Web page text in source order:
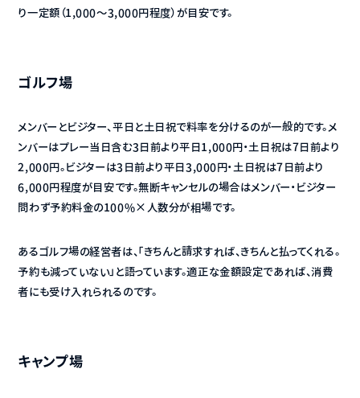
り一定額（1,000〜3,000円程度）が目安です。
ゴルフ場
メンバーとビジター、平日と土日祝で料率を分けるのが一般的です。メ
ンバーはプレー当日含む3日前より平日1,000円・土日祝は7日前より
2,000円。ビジターは3日前より平日3,000円・土日祝は7日前より
6,000円程度が目安です。無断キャンセルの場合はメンバー・ビジター
問わず予約料金の100%×人数分が相場です。
あるゴルフ場の経営者は、「きちんと請求すれば、きちんと払ってくれる。
予約も減っていない」と語っています。適正な金額設定であれば、消費
者にも受け入れられるのです。
キャンプ場